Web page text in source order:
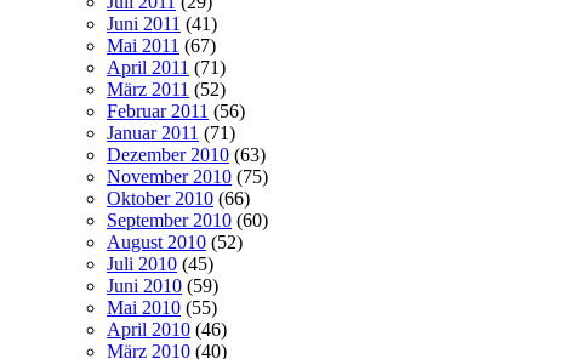
Juni 2011 (41)
Mai 2011 (67)
April 2011 (71)
März 2011 (52)
Februar 2011 (56)
Januar 2011 (71)
Dezember 2010 (63)
November 2010 (75)
Oktober 2010 (66)
September 2010 (60)
August 2010 (52)
Juli 2010 (45)
Juni 2010 (59)
Mai 2010 (55)
April 2010 (46)
März 2010 (40)